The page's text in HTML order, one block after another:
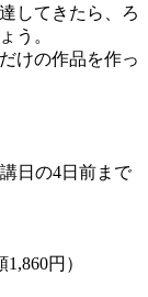
してきたら、ろ
う。
けの作品を作っ
日の4日前まで
円）